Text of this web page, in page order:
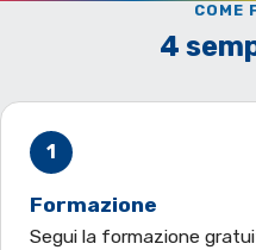
COME
4
1
Formazione
Segui la formazione